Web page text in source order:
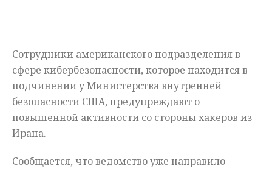
Сотрудники американского подразделения в
сфере кибербезопасности, которое находится в
подчинении у Министерства внутренней
безопасности США, предупреждают о
повышенной активности со стороны хакеров из
Ирана.
Сообщается, что ведомство уже направило